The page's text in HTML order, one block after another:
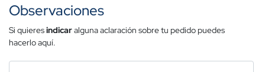
Observaciones
Si quieresindicaralguna aclaración sobre tu pedido puedes
hacerlo aquí.